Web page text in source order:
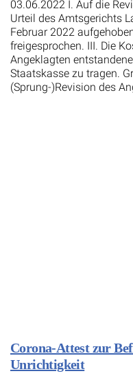
03.06.2022 I. Auf die
Urteil des Amtsgerichts
Februar 2022
freigesprochen. III. Die
Angeklagten
Staatskasse zu tragen.
(Sprung-)Revision des
Corona-Attest zur
Unrichtigkeit